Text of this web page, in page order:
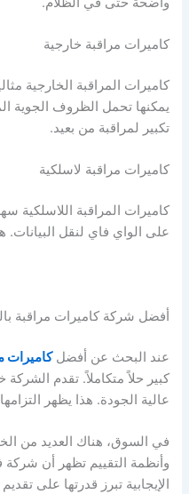
كاميرات مراقبة خارجية
كاميرات المراقبة الخارجية
يمكنها تحمل الظروف الجوية
تكبير لمراقبة من بعيد.
كاميرات مراقبة لاسلكية
كاميرات المراقبة اللاسلكية
على الواي فاي لنقل البيانات.
أفضل شركة كاميرات مراقبة
عند البحث عن أفضلكاميرات
كبير حلاً متكاملاً. تقدم
عالية الجودة. هذا يظهر
في السوق، هناك العديد من
وأنظمة التقييم تظهر أن
الإيجابية تبرز قدرتها على